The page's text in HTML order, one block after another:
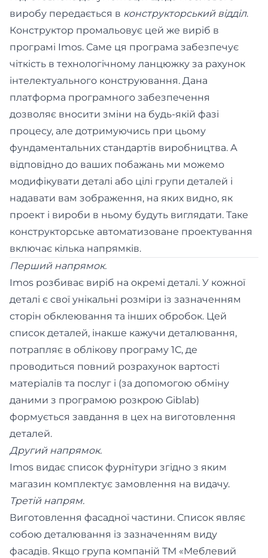
виробу передається в конструкторський відділ.
Конструктор промальовує цей же виріб в
програмі Imos. Саме ця програма забезпечує
чіткість в технологічному ланцюжку за рахунок
інтелектуального конструювання. Дана
платформа програмного забезпечення
дозволяє вносити зміни на будь-якій фазі
процесу, але дотримуючись при цьому
фундаментальних стандартів виробництва. А
відповідно до ваших побажань ми можемо
модифікувати деталі або цілі групи деталей і
надавати вам зображення, на яких видно, як
проект і вироби в ньому будуть виглядати. Таке
конструкторське автоматизоване проектування
включає кілька напрямків.
Перший напрямок.
Imos розбиває виріб на окремі деталі. У кожної
деталі є свої унікальні розміри із зазначенням
сторін обклеювання та інших обробок. Цей
список деталей, інакше кажучи деталювання,
потрапляє в облікову програму 1С, де
проводиться повний розрахунок вартості
матеріалів та послуг і (за допомогою обміну
даними з програмою розкрою Giblab)
формується завдання в цех на виготовлення
деталей.
Другий напрямок.
Imos видає список фурнітури згідно з яким
магазин комплектує замовлення на видачу.
Третій напрям.
Виготовлення фасадної частини. Список являє
собою деталювання із зазначенням виду
фасадів. Якщо група компаній ТМ «Меблевий